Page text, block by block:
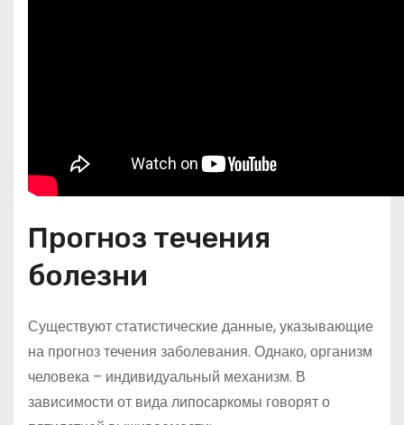
Прогноз течения
болезни
Существуют статистические данные, указывающие
на прогноз течения заболевания. Однако, организм
человека – индивидуальный механизм. В
зависимости от вида липосаркомы говорят о